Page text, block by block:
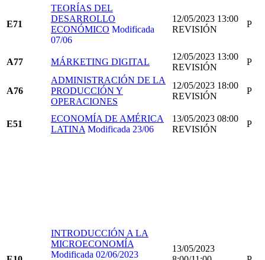
E71
TEORÍAS DEL
DESARROLLO
ECONÓMICO Modificada
07/06
12/05/2023 13:00
REVISIÓN
P
A77 MÁRKETING DIGITAL
12/05/2023 13:00
REVISIÓN
P
A76
ADMINISTRACIÓN DE LA
PRODUCCIÓN Y
OPERACIONES
12/05/2023 18:00
REVISIÓN
P
E51
ECONOMÍA DE AMÉRICA
LATINA Modificada 23/06
13/05/2023 08:00
REVISIÓN
P
INTRODUCCIÓN A LA
MICROECONOMÍA
Modificada 02/06/2023
13/05/2023